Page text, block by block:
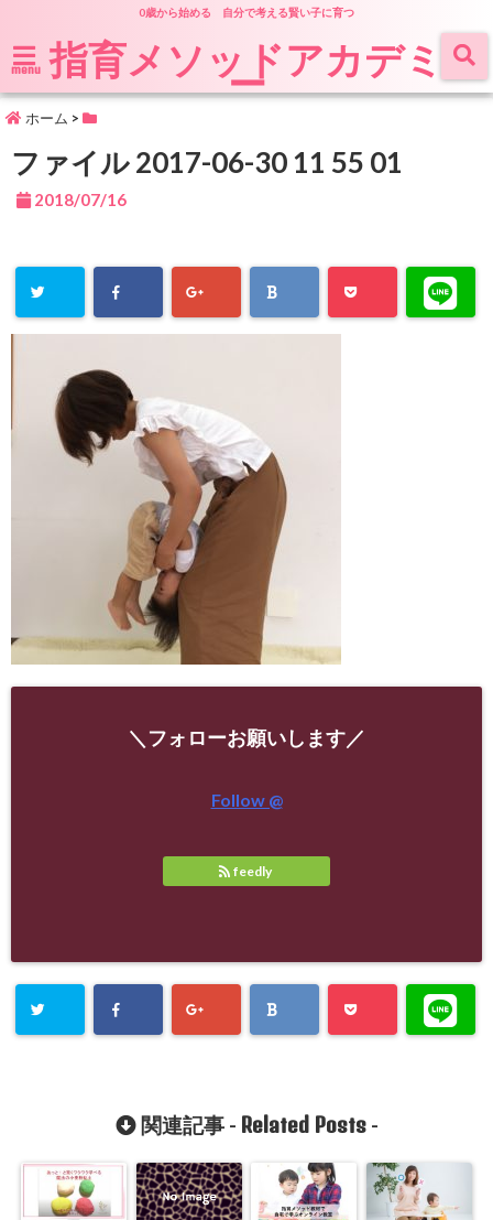
0歳から始める 自分で考える賢い子に育つ
menu 指育メソッドアカデミ
ー
ホーム >
ファイル 2017-06-30 11 55 01
2018/07/16
＼フォローお願いします／
Follow @
feedly
関連記事 - Related Posts-